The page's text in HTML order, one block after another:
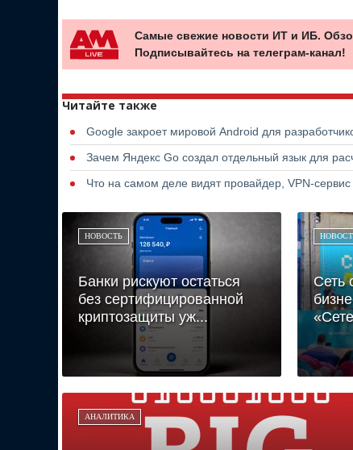
Самые свежие новости ИТ и ИБ.
Подписывайтесь на телеграм-канал!
Читайте также
Google закроет мировой Android для
Зачем Яндекс Go создал отдельный язык для
Что на самом деле видят провайдер, VPN-
НОВОСТЬ
Банки рискуют остаться
без сертифицированной
криптозащиты уж...
Сеть
АНАЛИТИКА